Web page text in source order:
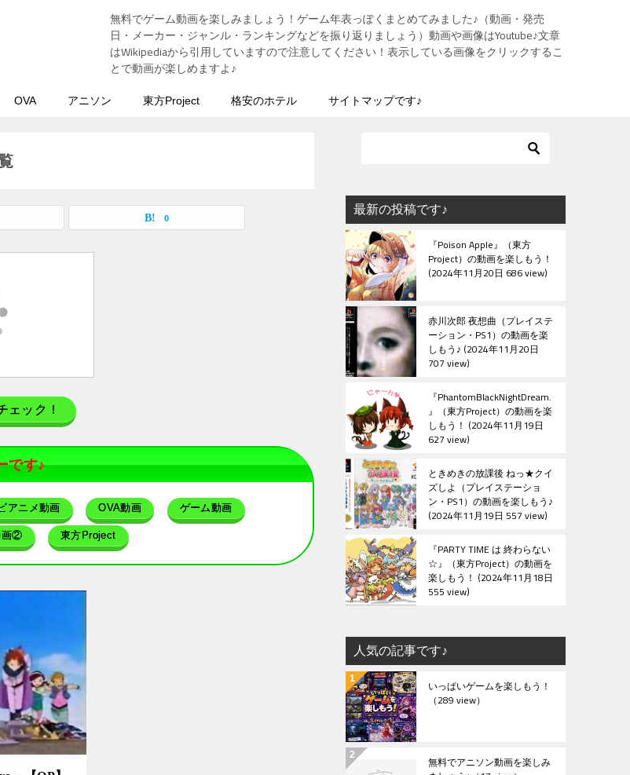
無料でゲーム動画を楽しみましょう！ゲーム年表っぽくまとめてみました♪（動画・発売
日・メーカー・ジャンル・ランキングなどを振り返りましょう）動画や画像はYoutube♪文章
はWikipediaから引用していますので注意してください！表示している画像をクリックするこ
とで動画が楽しめますよ♪
OVA アニソン 東方Project 格安のホテル サイトマップです♪
0
ック！
です♪
アニメ動画 OVA動画 ゲーム動画
画② 東方Project
最新の投稿です♪
『Poison Apple』（東方
Project）の動画を楽しもう！
2024年11月20日 686 view
赤川次郎 夜想曲（プレイステ
ーション・PS1）の動画を楽
しもう♪ 2024年11月20日
707 view
『PhantomBlackNightDream.
』（東方Project）の動画を楽
しもう！ 2024年11月19日
627 view
ときめきの放課後 ねっ★クイ
ズしよ（プレイステーショ
ン・PS1）の動画を楽しもう♪
2024年11月19日 557 view
『PARTY TIME は 終わらない
☆』（東方Project）の動画を
楽しもう！ 2024年11月18日
555 view
人気の記事です♪
いっぱいゲームを楽しもう！
（289 view）
無料でアニソン動画を楽しみ